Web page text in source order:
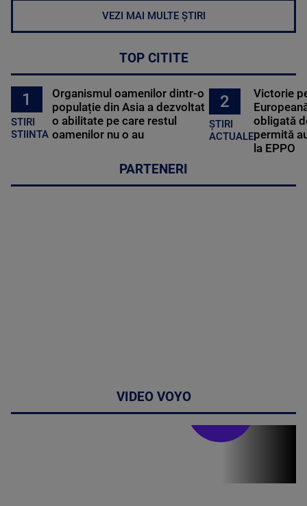
VEZI MAI MULTE ȘTIRI
TOP CITITE
1
STIRI
STIINTA
Organismul oamenilor dintr-o
populație din Asia a dezvoltat
o abilitate pe care restul
oamenilor nu o au
2
ȘTIRI
ACTUALE
Victorie
obligată
permită
la EPPO
PARTENERI
VIDEO VOYO